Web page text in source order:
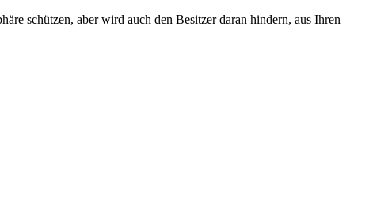
schützen, aber wird auch den Besitzer daran hindern, aus Ihren